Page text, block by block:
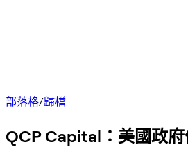
部落格/歸檔
QCP Capital：美國政